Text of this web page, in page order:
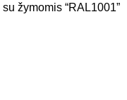
žymomis “RAL1001”